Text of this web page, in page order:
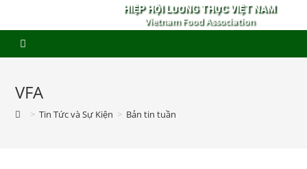
HIỆP HỘI LƯƠNG THỰC VIỆT NAM
Vietnam Food Association
VFA
> Tin Tức và Sự Kiện > Bản tin tuần